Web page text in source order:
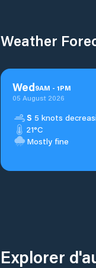
Weather
Wed9AM - 1PM
05 August 2026
S 5 knots
21°C
Mostly fine
Explorer